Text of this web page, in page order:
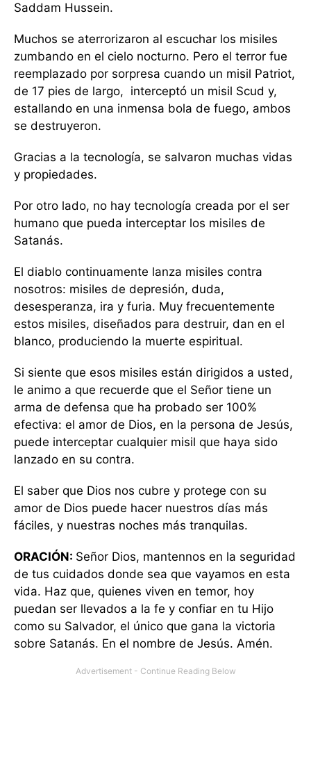
Saddam Hussein.
Muchos se aterrorizaron al escuchar los misiles
zumbando en el cielo nocturno. Pero el terror fue
reemplazado por sorpresa cuando un misil Patriot,
de 17 pies de largo, interceptó un misil Scud y,
estallando en una inmensa bola de fuego, ambos
se destruyeron.
Gracias a la tecnología, se salvaron muchas vidas
y propiedades.
Por otro lado, no hay tecnología creada por el ser
humano que pueda interceptar los misiles de
Satanás.
El diablo continuamente lanza misiles contra
nosotros: misiles de depresión, duda,
desesperanza, ira y furia. Muy frecuentemente
estos misiles, diseñados para destruir, dan en el
blanco, produciendo la muerte espiritual.
Si siente que esos misiles están dirigidos a usted,
le animo a que recuerde que el Señor tiene un
arma de defensa que ha probado ser 100%
efectiva: el amor de Dios, en la persona de Jesús,
puede interceptar cualquier misil que haya sido
lanzado en su contra.
El saber que Dios nos cubre y protege con su
amor de Dios puede hacer nuestros días más
fáciles, y nuestras noches más tranquilas.
ORACIÓN: Señor Dios, mantennos en la seguridad
de tus cuidados donde sea que vayamos en esta
vida. Haz que, quienes viven en temor, hoy
puedan ser llevados a la fe y confiar en tu Hijo
como su Salvador, el único que gana la victoria
sobre Satanás. En el nombre de Jesús. Amén.